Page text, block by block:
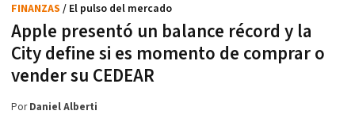
Apple presentó un balance récord y la
City define si es momento de comprar o
vender su CEDEAR
FINANZAS / El pulso del mercado
PorDaniel Alberti